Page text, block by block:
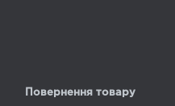
Повернення товару